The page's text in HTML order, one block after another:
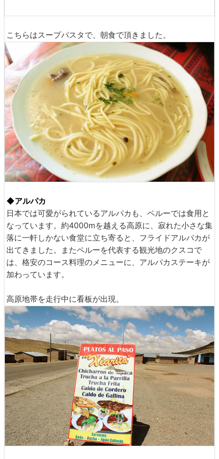
こちらはスープパスタで、朝食で頂きました。
◆アルパカ
日本では可愛がられているアルパカも、ペルーでは食用と
なっています。約4000mを越える高原に、寂れた小さな集
落に一軒しかない食堂に立ち寄ると、フライドアルパカが
出てきました。またペルーを代表する観光地のクスコで
は、格安のコース料理のメニューに、アルパカステーキが
加わっています。
高原地帯を走行中に看板が出現。